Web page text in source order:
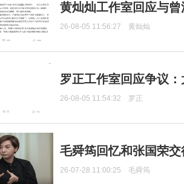
黄灿灿工作室回应与
26-08-05 11:56:27 黄灿灿
罗正工作室回应争议
26-08-05 11:54:32 罗正
毛舜筠回忆和张国荣
26-07-28 11:00:25 毛舜筠